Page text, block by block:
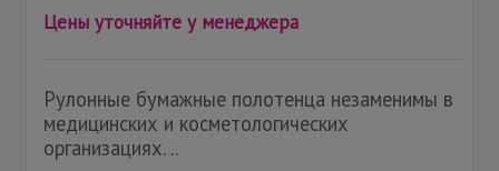
Цены уточняйте у менеджера
Рулонные бумажные полотенца незаменимы в
медицинских и косметологических
организациях. ..